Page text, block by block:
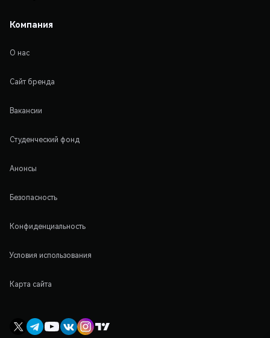
Компания
О нас
Сайт бренда
Вакансии
Студенческий фонд
Анонсы
Безопасность
Конфиденциальность
Условия использования
Карта сайта